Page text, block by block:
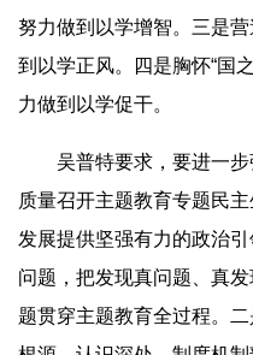
努力做到以学增智。三是
到以学正风。四是胸怀“国
力做到以学促干。
吴普特要求，要进一
质量召开主题教育专题民
发展提供坚强有力的政治
问题，把发现真问题、真
题贯穿主题教育全过程。